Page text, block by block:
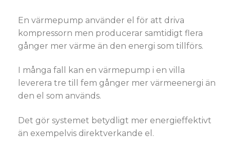
En värmepump använder el för att driva
kompressorn men producerar samtidigt flera
gånger mer värme än den energi som tillförs.
I många fall kan en värmepump i en villa
leverera tre till fem gånger mer värmeenergi än
den el som används.
Det gör systemet betydligt mer energieffektivt
än exempelvis direktverkande el.